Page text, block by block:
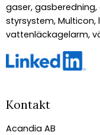
gaser,
styrsystem,
vattenläckagelarm,
Kontakt
Acandia AB